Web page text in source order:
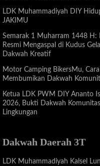
LDK Muhammadiyah DIY
JAKIMU
Semarak 1 Muharram 1448 H:
Resmi Mengaspal di Kudus
Dakwah Kreatif
Motor Camping BikersMu,
Membumikan Dakwah
Ketua LDK PWM DIY Ananto
2026, Bukti Dakwah
Lingkungan
Dakwah Daerah 3T
LDK Muhammadiyah Kalsel